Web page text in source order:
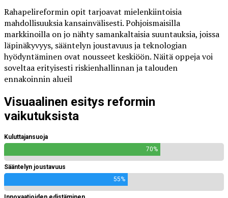
Rahapelireformin opit tarjoavat mielenkiintoisia
mahdollisuuksia kansainvälisesti. Pohjoismaisilla
markkinoilla on jo nähty samankaltaisia suuntauksia, joissa
läpinäkyvyys, sääntelyn joustavuus ja teknologian
hyödyntäminen ovat nousseet keskiöön. Näitä oppeja voi
soveltaa erityisesti riskienhallinnan ja talouden
ennakoinnin alueil
Visuaalinen esitys reformin
vaikutuksista
Kuluttajansuoja
70%
Sääntelyn joustavuus
55%